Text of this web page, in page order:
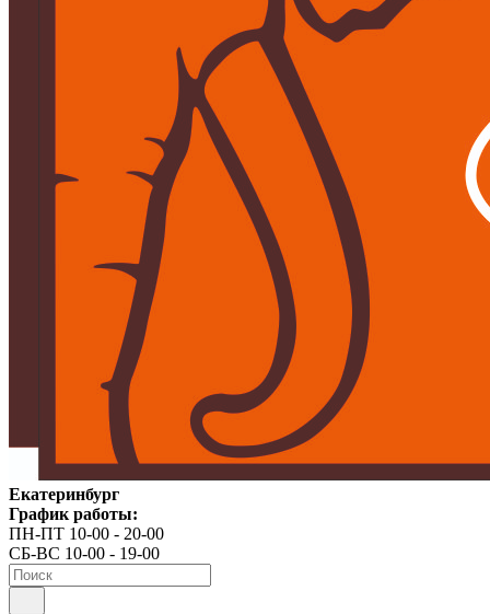
Екатеринбург
График работы:
ПН-ПТ 10-00 - 20-00
СБ-ВС 10-00 - 19-00